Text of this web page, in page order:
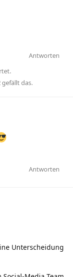
Antworten
gefällt das.
Antworten
Unterscheidung